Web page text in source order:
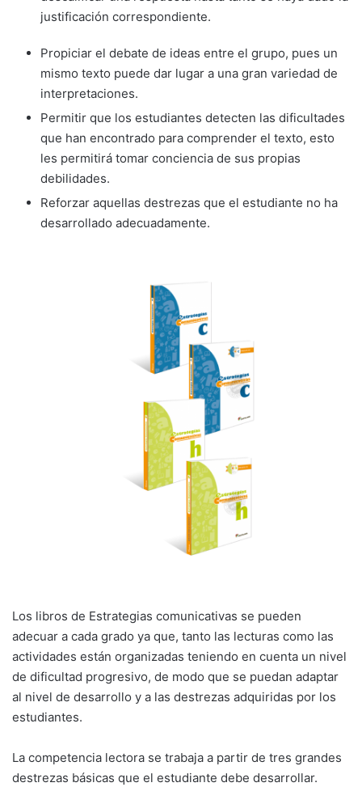
justificación correspondiente.
Propiciar el debate de ideas entre el grupo, pues un
mismo texto puede dar lugar a una gran variedad de
interpretaciones.
Permitir que los estudiantes detecten las dificultades
que han encontrado para comprender el texto, esto
les permitirá tomar conciencia de sus propias
debilidades.
Reforzar aquellas destrezas que el estudiante no ha
desarrollado adecuadamente.
Los libros de Estrategias comunicativas se pueden
adecuar a cada grado ya que, tanto las lecturas como las
actividades están organizadas teniendo en cuenta un nivel
de dificultad progresivo, de modo que se puedan adaptar
al nivel de desarrollo y a las destrezas adquiridas por los
estudiantes.
La competencia lectora se trabaja a partir de tres grandes
destrezas básicas que el estudiante debe desarrollar.